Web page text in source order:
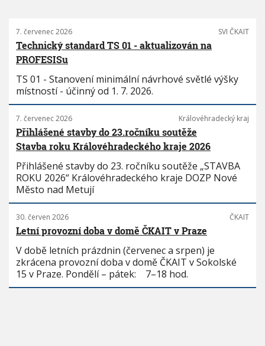
7. červenec 2026 SVI ČKAIT
Technický standard TS 01 - aktualizován na
PROFESISu
TS 01 - Stanovení minimální návrhové světlé výšky
místností - účinný od 1. 7. 2026.
7. červenec 2026 Královéhradecký kraj
Přihlášené stavby do 23.ročníku soutěže
Stavba roku Královéhradeckého kraje 2026
Přihlášené stavby do 23. ročníku soutěže „STAVBA
ROKU 2026“ Královéhradeckého kraje DOZP Nové
Město nad Metují
30. červen 2026 ČKAIT
Letní provozní doba v domě ČKAIT v Praze
V době letních prázdnin (červenec a srpen) je
zkrácena provozní doba v domě ČKAIT v Sokolské
15 v Praze. Pondělí – pátek: 7–18 hod.